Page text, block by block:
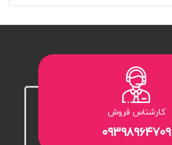
کارشناس فروش
۰۹۳۹۸۹۶۴۷۰۹